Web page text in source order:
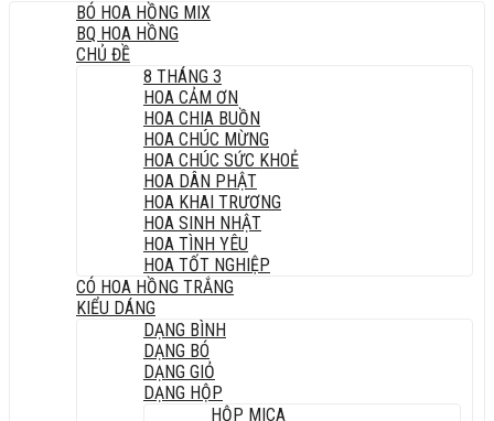
BÓ HOA HỒNG MIX
BQ HOA HỒNG
CHỦ ĐỀ
8 THÁNG 3
HOA CẢM ƠN
HOA CHIA BUỒN
HOA CHÚC MỪNG
HOA CHÚC SỨC KHOẺ
HOA DÂN PHẬT
HOA KHAI TRƯƠNG
HOA SINH NHẬT
HOA TÌNH YÊU
HOA TỐT NGHIỆP
CÓ HOA HỒNG TRẮNG
KIỂU DÁNG
DẠNG BÌNH
DẠNG BÓ
DẠNG GIỎ
DẠNG HỘP
HỘP MICA